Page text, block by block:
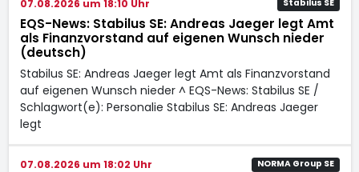
07.08.2026 um 18:10 Uhr Stabilus SE
EQS-News: Stabilus SE: Andreas Jaeger legt Amt
als Finanzvorstand auf eigenen Wunsch nieder
(deutsch)
Stabilus SE: Andreas Jaeger legt Amt als Finanzvorstand
auf eigenen Wunsch nieder ^ EQS-News: Stabilus SE /
Schlagwort(e): Personalie Stabilus SE: Andreas Jaeger
legt
07.08.2026 um 18:02 Uhr NORMA Group SE